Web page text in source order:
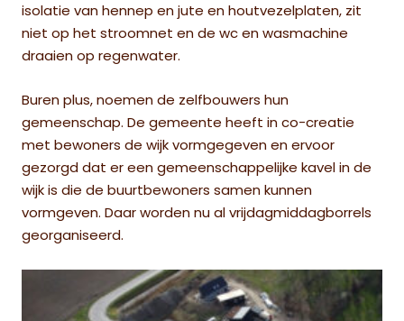
isolatie van hennep en jute en houtvezelplaten, zit
niet op het stroomnet en de wc en wasmachine
draaien op regenwater.
Buren plus, noemen de zelfbouwers hun
gemeenschap. De gemeente heeft in co-creatie
met bewoners de wijk vormgegeven en ervoor
gezorgd dat er een gemeenschappelijke kavel in de
wijk is die de buurtbewoners samen kunnen
vormgeven. Daar worden nu al vrijdagmiddagborrels
georganiseerd.